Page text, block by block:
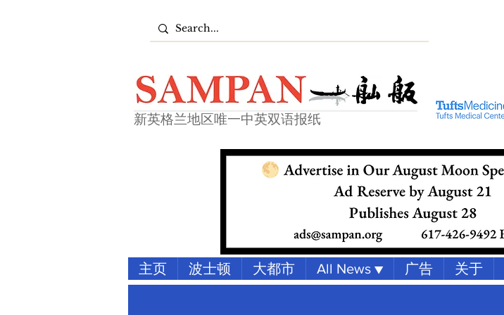
新英格兰地区唯一中英双语报纸
主页 波士顿 大都市 All News ▼ 广告 关于